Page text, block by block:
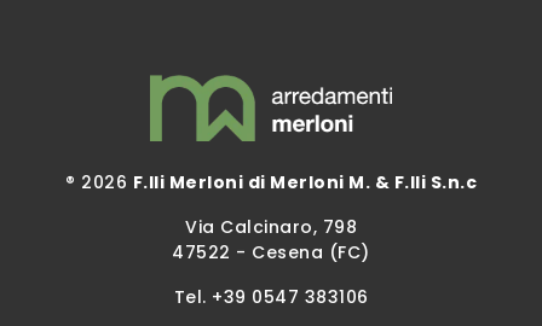
® 2026 F.lli Merloni di Merloni M. & F.lli S.n.c
Via Calcinaro, 798
47522 - Cesena (FC)
Tel. +39 0547 383106